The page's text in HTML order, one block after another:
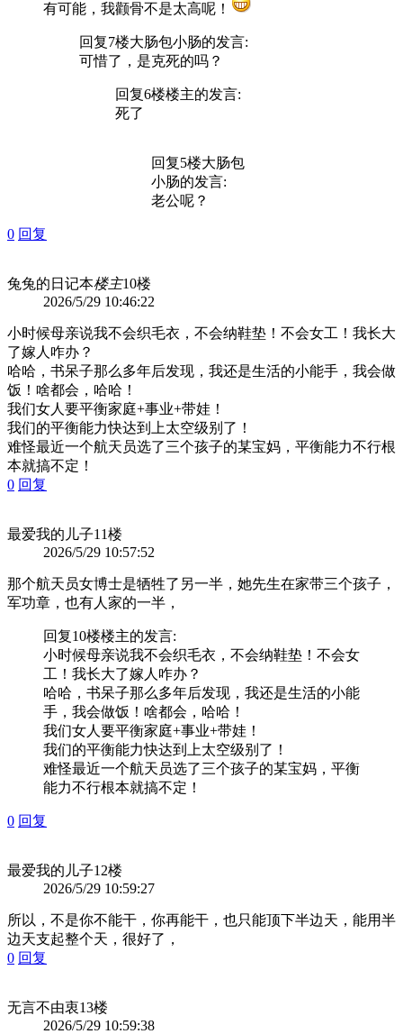
有可能，我颧骨不是太高呢！
回复7楼大肠包小肠的发言:
可惜了，是克死的吗？
回复6楼楼主的发言:
死了
回复5楼大肠包
小肠的发言:
老公呢？
0 回复
兔兔的日记本楼主10楼
2026/5/29 10:46:22
小时候母亲说我不会织毛衣，不会纳鞋垫！不会女工！我长大
了嫁人咋办？
哈哈，书呆子那么多年后发现，我还是生活的小能手，我会做
饭！啥都会，哈哈！
我们女人要平衡家庭+事业+带娃！
我们的平衡能力快达到上太空级别了！
难怪最近一个航天员选了三个孩子的某宝妈，平衡能力不行根
本就搞不定！
0 回复
最爱我的儿子11楼
2026/5/29 10:57:52
那个航天员女博士是牺牲了另一半，她先生在家带三个孩子，
军功章，也有人家的一半，
回复10楼楼主的发言:
小时候母亲说我不会织毛衣，不会纳鞋垫！不会女
工！我长大了嫁人咋办？
哈哈，书呆子那么多年后发现，我还是生活的小能
手，我会做饭！啥都会，哈哈！
我们女人要平衡家庭+事业+带娃！
我们的平衡能力快达到上太空级别了！
难怪最近一个航天员选了三个孩子的某宝妈，平衡
能力不行根本就搞不定！
0 回复
最爱我的儿子12楼
2026/5/29 10:59:27
所以，不是你不能干，你再能干，也只能顶下半边天，能用半
边天支起整个天，很好了，
0 回复
无言不由衷13楼
2026/5/29 10:59:38